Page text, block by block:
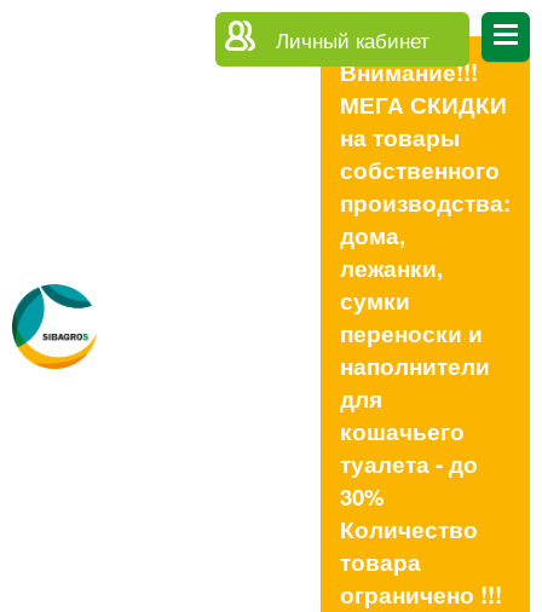
Личный кабинет
Внимание!!!
МЕГА СКИДКИ
на товары
собственного
производства:
дома,
лежанки,
сумки
переноски и
наполнители
для
кошачьего
туалета - до
30%
Количество
товара
ограничено !!!